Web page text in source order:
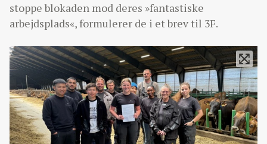
stoppe blokaden mod deres »fantastiske
arbejdsplads«, formulerer de i et brev til 3F.